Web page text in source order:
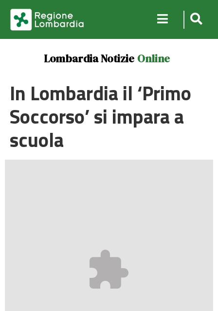
Lombardia Notizie Online
In Lombardia il ‘Primo
Soccorso’ si impara a
scuola